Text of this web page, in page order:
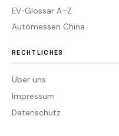
EV-Glossar A–Z
Automessen China
RECHTLICHES
Über uns
Impressum
Datenschutz